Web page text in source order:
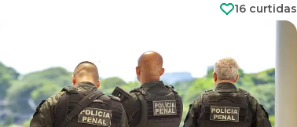
16 curtidas